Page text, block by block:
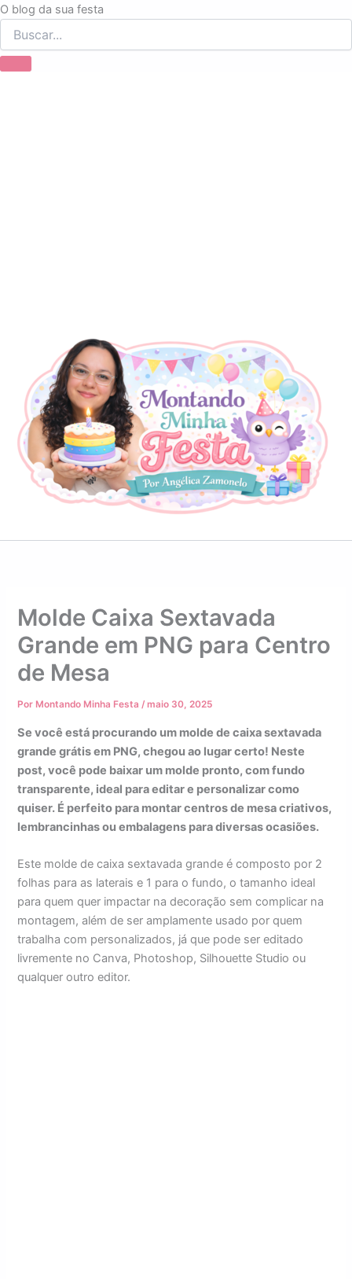
O blog da sua festa
Ir
para
o
Molde Caixa Sextavada
Grande em PNG para Centro
de Mesa
Por Montando Minha Festa/maio 30, 2025
Se você está procurando um molde de caixa sextavada
grande grátis em PNG, chegou ao lugar certo! Neste
post, você pode baixar um molde pronto, com fundo
transparente, ideal para editar e personalizar como
quiser. É perfeito para montar centros de mesa criativos,
lembrancinhas ou embalagens para diversas ocasiões.
Este molde de caixa sextavada grande é composto por 2
folhas para as laterais e 1 para o fundo, o tamanho ideal
para quem quer impactar na decoração sem complicar na
montagem, além de ser amplamente usado por quem
trabalha com personalizados, já que pode ser editado
livremente no Canva, Photoshop, Silhouette Studio ou
qualquer outro editor.